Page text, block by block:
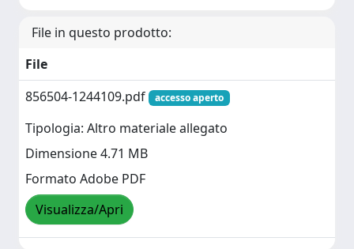
File in questo prodotto:
File
856504-1244109.pdf
accesso aperto
Tipologia: Altro materiale allegato
Dimensione 4.71 MB
Formato Adobe PDF
Visualizza/Apri